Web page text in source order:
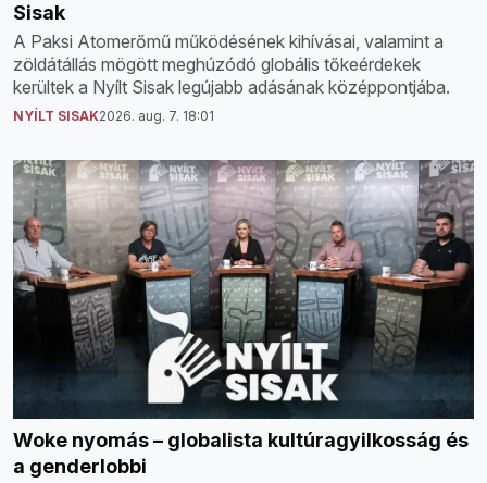
Sisak
A Paksi Atomerőmű működésének kihívásai, valamint a
zöldátállás mögött meghúzódó globális tőkeérdekek
kerültek a Nyílt Sisak legújabb adásának középpontjába.
NYÍLT SISAK2026. aug. 7. 18:01
Woke nyomás – globalista kultúragyilkosság és
a genderlobbi